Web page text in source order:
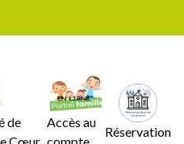
de
Accès au
Réservation